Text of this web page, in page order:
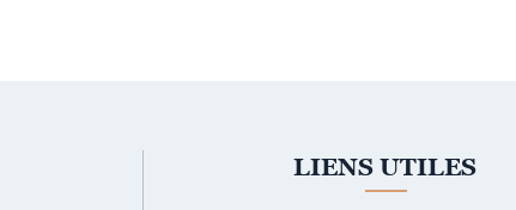
LIENS UTILES